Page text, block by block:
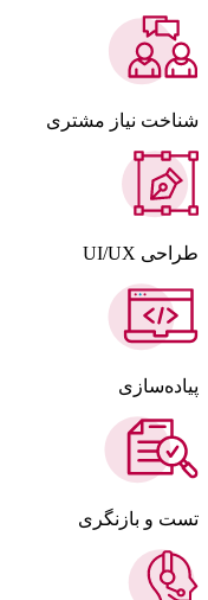
شناخت نیاز مشتری
طراحی UI/UX
پیاده‌سازی
تست و بازنگری